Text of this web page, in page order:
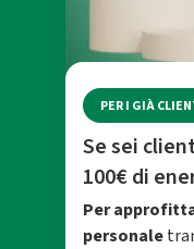
PER I GIÀ
Se sei
100€ di
Per
personale